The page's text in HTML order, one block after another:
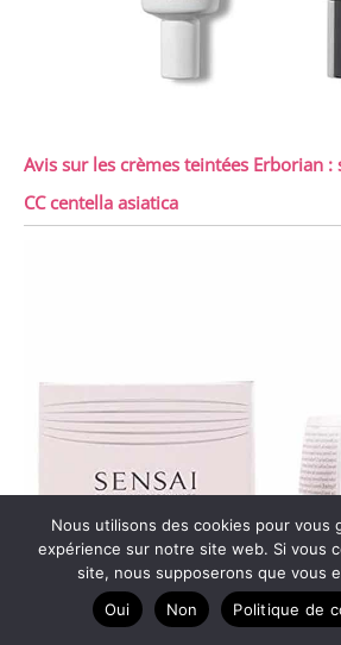
Avis sur les crèmes teintées Erborian :
CC centella asiatica
Nous utilisons des cookies pour vous
expérience sur notre site web. Si vous
site, nous supposerons que vous
Oui
Non Politique de